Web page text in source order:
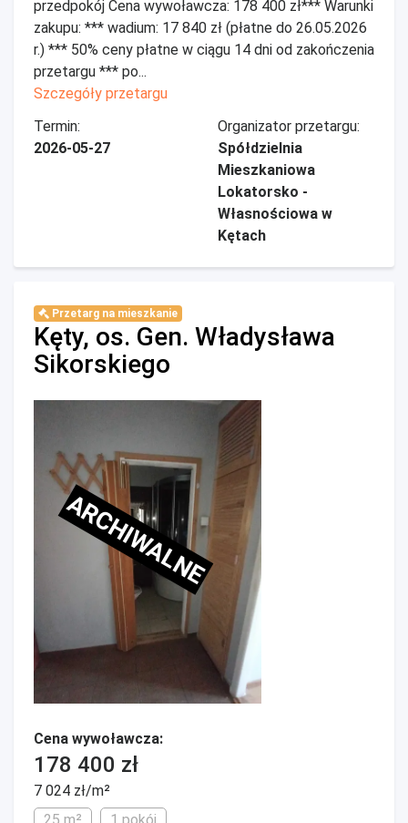
przedpokój Cena wywoławcza: 178 400 zł*** Warunki
zakupu: *** wadium: 17 840 zł (płatne do 26.05.2026
r.) *** 50% ceny płatne w ciągu 14 dni od zakończenia
przetargu *** po...
Szczegóły przetargu
Termin:
2026-05-27
Organizator przetargu:
Spółdzielnia
Mieszkaniowa
Lokatorsko -
Własnościowa w
Kętach
Przetarg na mieszkanie
Kęty, os. Gen. Władysława
Sikorskiego
ARCHIWALNE
Cena wywoławcza:
178 400 zł
7 024 zł/m²